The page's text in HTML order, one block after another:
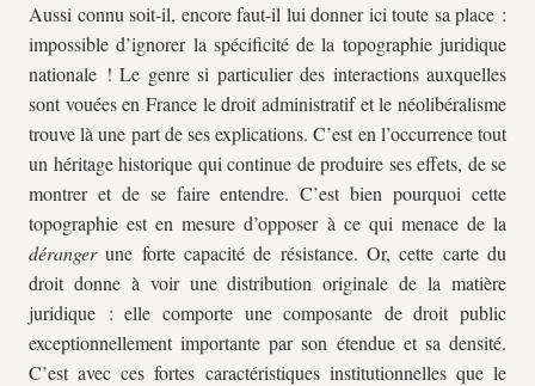
Aussi connu soit-il, encore faut-il lui donner ici toute sa place :
impossible d’ignorer la spécificité de la topographie juridique
nationale ! Le genre si particulier des interactions auxquelles
sont vouées en France le droit administratif et le néolibéralisme
trouve là une part de ses explications. C’est en l’occurrence tout
un héritage historique qui continue de produire ses effets, de se
montrer et de se faire entendre. C’est bien pourquoi cette
topographie est en mesure d’opposer à ce qui menace de la
dérangerune forte capacité de résistance. Or, cette carte du
droit donne à voir une distribution originale de la matière
juridique : elle comporte une composante de droit public
exceptionnellement importante par son étendue et sa densité.
C’est avec ces fortes caractéristiques institutionnelles que le